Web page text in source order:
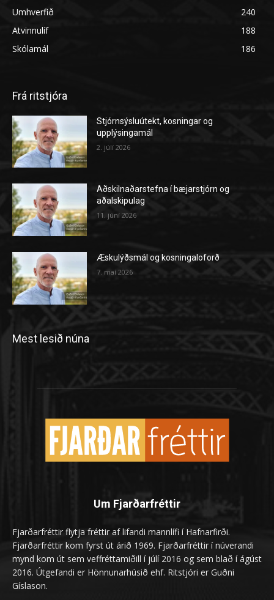
Umhverfið
240
Atvinnulíf
188
Skólamál
186
Frá ritstjóra
Stjórnsýsluútekt, kosningar og
upplýsingamál
2. júlí 2026
Aðskilnaðarstefna í bæjarstjórn og
aðalskipulag
11. júní 2026
Æskulýðsmál og kosningaloforð
7. maí 2026
Mest lesið núna
Um Fjarðarfréttir
Fjarðarfréttir flytja fréttir af lifandi mannlífi í Hafnarfirði.
Fjarðarfréttir kom fyrst út árið 1969. Fjarðarfréttir í núverandi
mynd kom út sem veffréttamiðill í júlí 2016 og sem blað í ágúst
2016. Útgefandi er Hönnunarhúsið ehf. Ritstjóri er Guðni
Gíslason.